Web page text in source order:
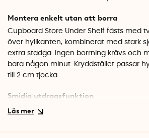
Montera enkelt utan att borra
Cupboard Store Under Shelf fästs med
över hyllkanten, kombinerat med stark
extra stadga. Ingen borrning krävs och
bara någon minut. Kryddstället passar
till 2 cm tjocka.
Smidig utdragsfunktion
Lådan glider mjukt fram på sina skenor